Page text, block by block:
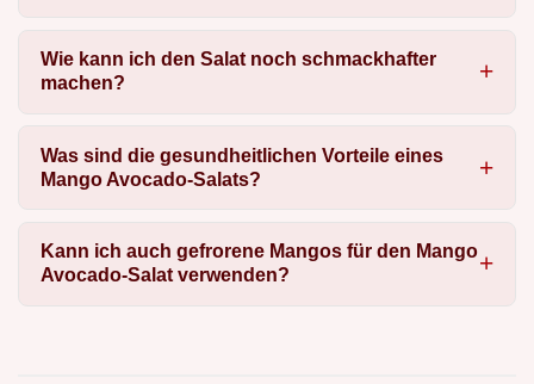
Wie kann ich den Salat noch schmackhafter
machen?
Was sind die gesundheitlichen Vorteile eines
Mango Avocado-Salats?
Kann ich auch gefrorene Mangos für den Mango
Avocado-Salat verwenden?